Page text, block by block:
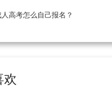
人高考怎么自己报名？
欢